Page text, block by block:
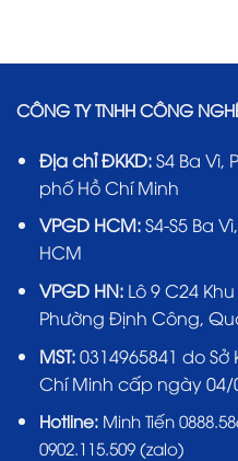
CÔNG TY TNHH CÔNG
Địa chỉ ĐKKD:S4 Ba Vì,
phố Hồ Chí Minh
VPGD HCM:S4-S5 Ba
HCM
VPGD HN:Lô 9 C24
Phường Định Công,
MST:0314965841 do Sở
Chí Minh cấp ngày 04/
Hotline: Minh Tiến
0902.115.509 (zalo)